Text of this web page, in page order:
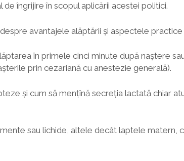
de îngrijire în scopul aplicării acestei politici.
avantajele alăptării şi aspectele practice
în primele cinci minute după naştere
prin cezariană cu anestezie generală).
şi cum să menţînă secreţia lactată chiar
sau lichide, altele decât laptele matern,